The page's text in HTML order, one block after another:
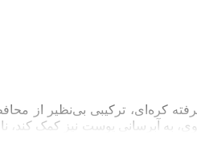
پیشرفته کره‌ای، ترکیبی بی‌نظیر از
آبرسانی پوست نیز کمک کند،